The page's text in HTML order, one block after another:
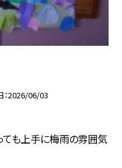
2026/06/03
ても上手に梅雨の雰囲気